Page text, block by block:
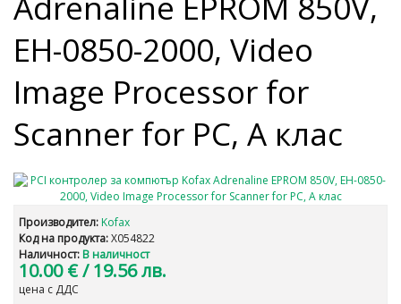
EH-0850-2000, Video
Image Processor for
Scanner for PC, А клас
Производител: Kofax
Код на продукта:X054822
Наличност: В наличност
10.00 €/ 19.56 лв.
цена с ДДС